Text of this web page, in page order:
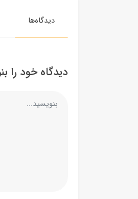
دیدگاه‌ها
دیدگاه خود را